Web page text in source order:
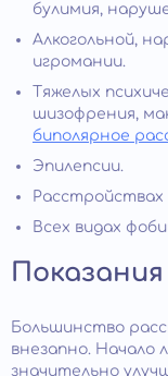
булимия,
Алкогольной,
игромании.
Тяжелых
шизофрения,
биполярное
Эпилепсии.
Расстройствах
Всех видах
Большинство
внезапно. Начало
значительно